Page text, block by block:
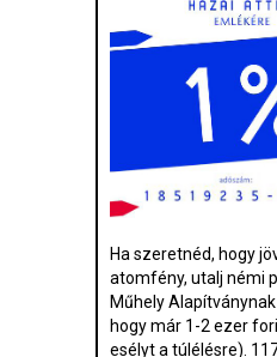
Ha szeretnéd, hogy
atomfény, utalj némi
Műhely
hogy már 1-2 ezer
esélyt a túlélésre).